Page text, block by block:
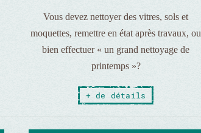
Vous devez nettoyer des vitres, sols et
moquettes, remettre en état après travaux, ou
bien effectuer « un grand nettoyage de
printemps »?
+ de détails